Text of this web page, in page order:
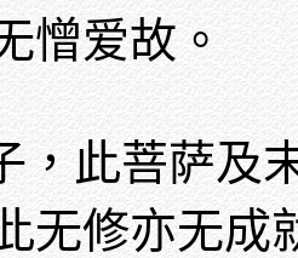
憎爱故。
，此菩萨及
无修亦无成